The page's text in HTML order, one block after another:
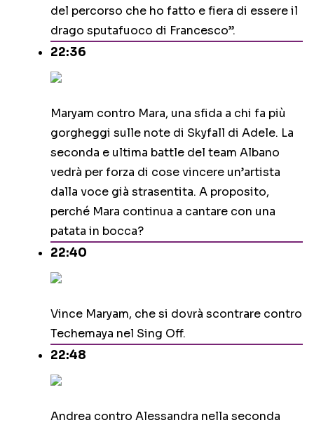
del percorso che ho fatto e fiera di essere il
drago sputafuoco di Francesco”.
22:36
Maryam contro Mara, una sfida a chi fa più
gorgheggi sulle note di Skyfall di Adele. La
seconda e ultima battle del team Albano
vedrà per forza di cose vincere un’artista
dalla voce già strasentita. A proposito,
perché Mara continua a cantare con una
patata in bocca?
22:40
Vince Maryam, che si dovrà scontrare contro
Techemaya nel Sing Off.
22:48
Andrea contro Alessandra nella seconda